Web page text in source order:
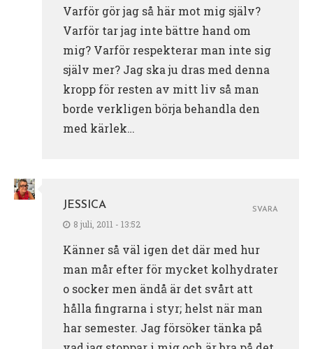
Varför gör jag så här mot mig själv?
Varför tar jag inte bättre hand om
mig? Varför respekterar man inte sig
själv mer? Jag ska ju dras med denna
kropp för resten av mitt liv så man
borde verkligen börja behandla den
med kärlek…
JESSICA
8 juli, 2011 - 13:52
Känner så väl igen det där med hur
man mår efter för mycket kolhydrater
o socker men ändå är det svårt att
hålla fingrarna i styr; helst när man
har semester. Jag försöker tänka på
SVARA